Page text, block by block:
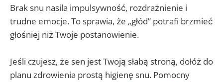
Brak snu nasila impulsywność, rozdrażnienie i
trudne emocje. To sprawia, że „głód” potrafi brzmieć
głośniej niż Twoje postanowienie.
Jeśli czujesz, że sen jest Twoją słabą stroną, dołóż do
planu zdrowienia prostą higienę snu. Pomocny